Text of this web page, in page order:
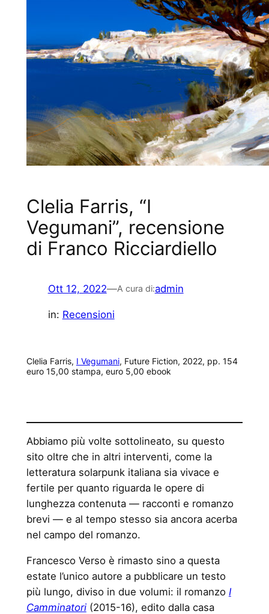
Clelia Farris, “I
Vegumani”, recensione
di Franco Ricciardiello
Ott 12, 2022—A cura di:admin
in: Recensioni
Clelia Farris, I Vegumani, Future Fiction, 2022, pp. 154
euro 15,00 stampa, euro 5,00 ebook
Abbiamo più volte sottolineato, su questo
sito oltre che in altri interventi, come la
letteratura solarpunk italiana sia vivace e
fertile per quanto riguarda le opere di
lunghezza contenuta — racconti e romanzo
brevi — e al tempo stesso sia ancora acerba
nel campo del romanzo.
Francesco Verso è rimasto sino a questa
estate l’unico autore a pubblicare un testo
più lungo, diviso in due volumi: il romanzo I
Camminatori(2015-16), edito dalla casa